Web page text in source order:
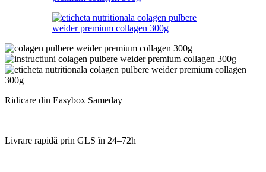
Ridicare din Easybox Sameday
Livrare rapidă prin GLS în 24–72h